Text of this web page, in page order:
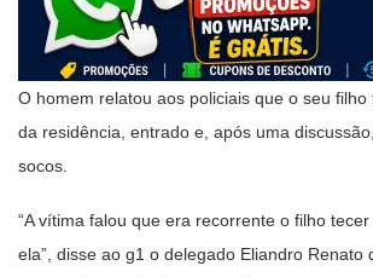
O homem relatou aos policiais que o seu
da residência, entrado e, após uma
socos.
“A vítima falou que era recorrente o filho
ela”, disse ao g1 o delegado Eliandro Renato